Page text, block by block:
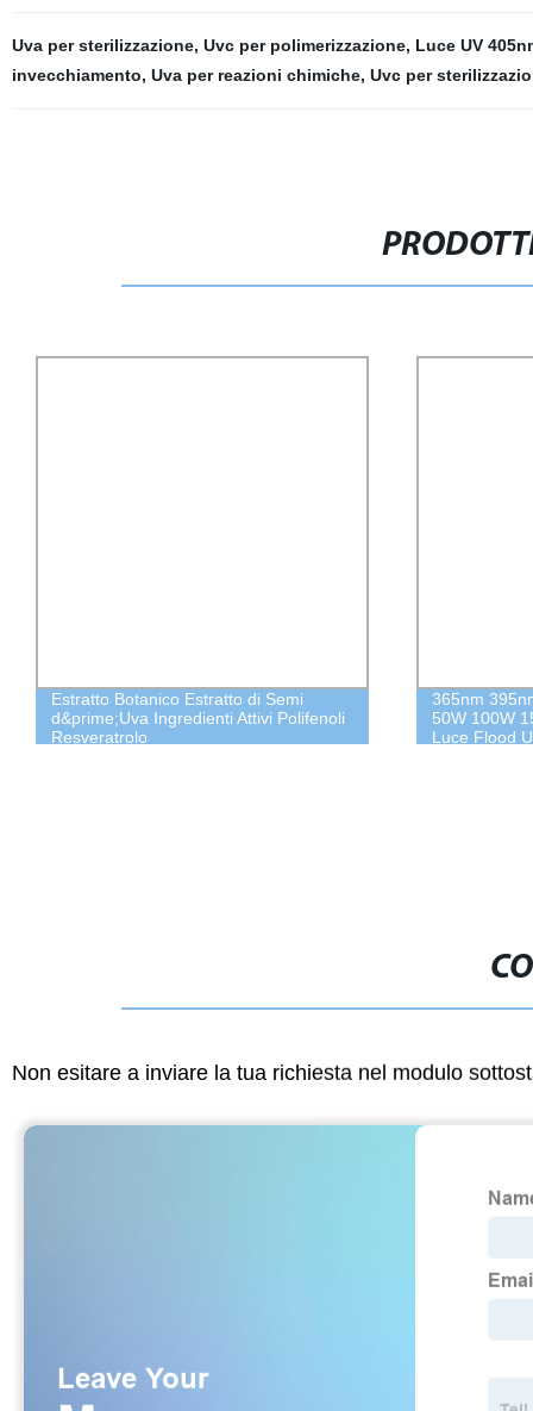
Uva per sterilizzazione, Uvc per polimerizzazione, Luce UV
invecchiamento, Uva per reazioni chimiche, Uvc per
Estratto Botanico Estratto di Semi
d&prime;Uva Ingredienti Attivi Polifenoli
Resveratrolo
365nm
50W 100W
Luce Flood
Non esitare a inviare la tua richiesta nel modulo